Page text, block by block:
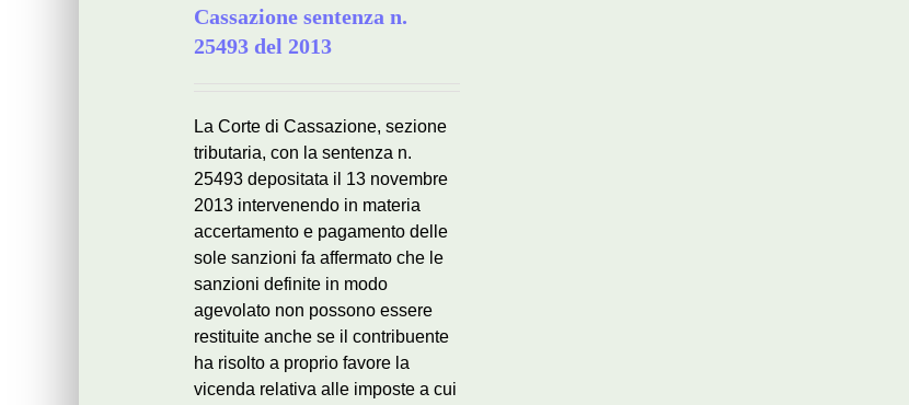
Cassazione sentenza n.
25493 del 2013
La Corte di Cassazione, sezione
tributaria, con la sentenza n.
25493 depositata il 13 novembre
2013 intervenendo in materia
accertamento e pagamento delle
sole sanzioni fa affermato che le
sanzioni definite in modo
agevolato non possono essere
restituite anche se il contribuente
ha risolto a proprio favore la
vicenda relativa alle imposte a cui